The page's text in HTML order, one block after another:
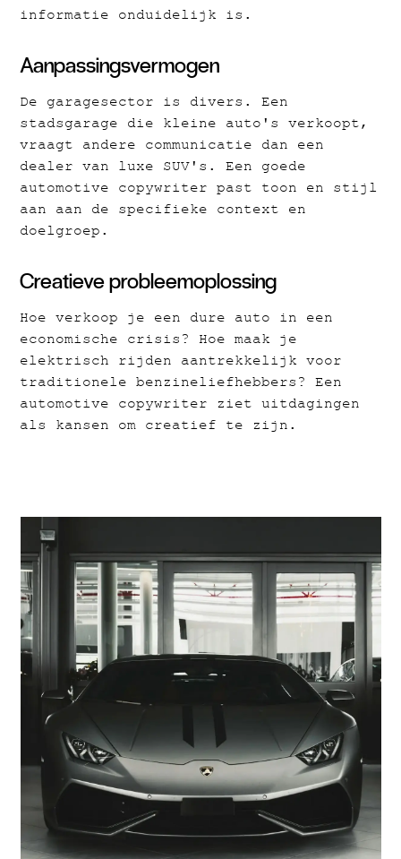
informatie onduidelijk is.
Aanpassingsvermogen
De garagesector is divers. Een
stadsgarage die kleine auto's verkoopt,
vraagt andere communicatie dan een
dealer van luxe SUV's. Een goede
automotive copywriter past toon en stijl
aan aan de specifieke context en
doelgroep.
Creatieve probleemoplossing
Hoe verkoop je een dure auto in een
economische crisis? Hoe maak je
elektrisch rijden aantrekkelijk voor
traditionele benzineliefhebbers? Een
automotive copywriter ziet uitdagingen
als kansen om creatief te zijn.